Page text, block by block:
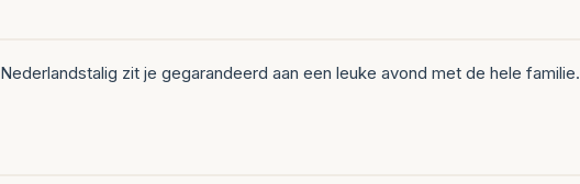
zit je gegarandeerd aan een leuke avond met de hele familie.